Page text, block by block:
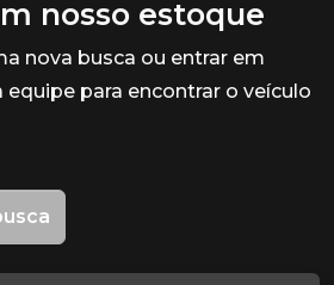
nosso estoque
nova busca ou entrar em
para encontrar o veículo